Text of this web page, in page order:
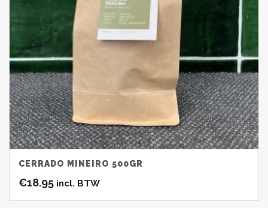
CERRADO MINEIRO 500GR
€18.95 incl. BTW